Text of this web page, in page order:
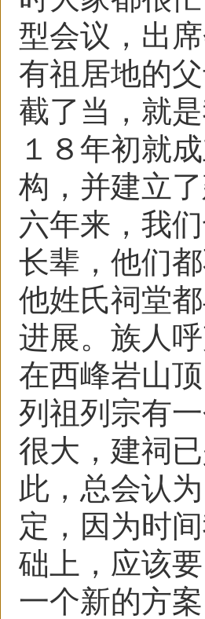
型会议，出
有祖居地的
截了当，就
１８年初就
构，并建立
六年来，我
长辈，他们
他姓氏祠堂
进展。族人
在西峰岩山
列祖列宗有
很大，建祠
此，总会认
定，因为时
础上，应该
一个新的方